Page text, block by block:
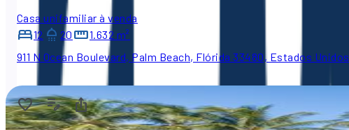
Casa unifamiliar à venda
12
20
1.632 m²
911 N Ocean Boulevard, Palm Beach, Flórida 33480, Estados Unidos